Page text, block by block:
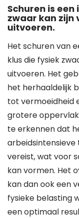
Schuren is
zwaar kan zijn
uitvoeren.
Het schuren van
klus die fysiek
uitvoeren. Het
het herhaaldelijk
tot vermoeidheid
grotere
te erkennen dat
arbeidsintensieve
vereist, wat voor
kan vormen. Het
kan dan ook een
fysieke belasting
een optimaal